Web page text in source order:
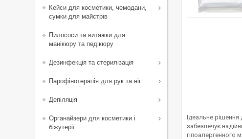
Ідеальне
забезпечує
гіпоалергенного
Кейси для косметики, чемодани,
сумки для майстрів
Пилососи та витяжки для
манікюру та педікюру
Дезинфекція та стерилізація
Парофінотерапія для рук та ніг
Депіляція
Органайзери для косметики і
біжутерії